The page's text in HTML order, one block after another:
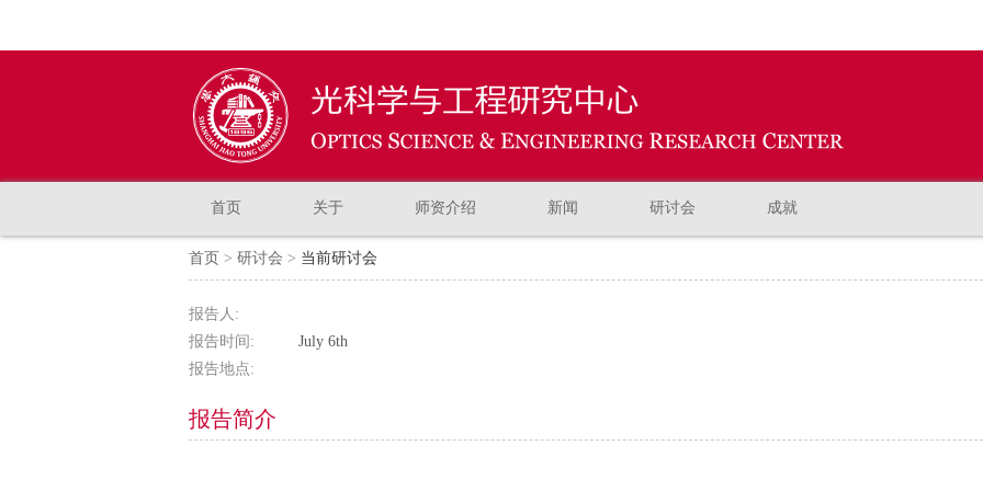
首页 关于 师资介绍 新闻 研讨会 成就
首页 > 研讨会 > 当前研讨会
报告人:
报告时间:
July 6th
报告地点:
报告简介